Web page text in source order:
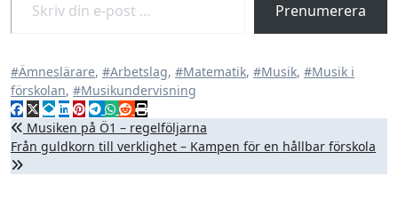
Prenumerera
#Ämneslärare, #Arbetslag, #Matematik, #Musik, #Musik i
förskolan, #Musikundervisning
Inläggsnavigering
Musiken på Ö1 – regelföljarna
Från guldkorn till verklighet – Kampen för en hållbar förskola